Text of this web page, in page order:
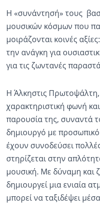
Η «συνάντησή» τους
μουσικών κόσμων που
μοιράζονται κοινές
την ανάγκη για
για τις ζωντανές
Η Άλκηστις
χαρακτηριστική φωνή
παρουσία της, συναντά
δημιουργό με
έχουν συνοδεύσει
στηρίζεται στην
μουσική. Με δύναμη και
δημιουργεί μια ενιαία
μπορεί να ταξιδέψει